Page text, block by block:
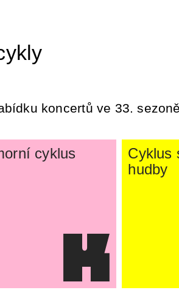
koncertů ve 33.
cyklus
Cyklus
hudby